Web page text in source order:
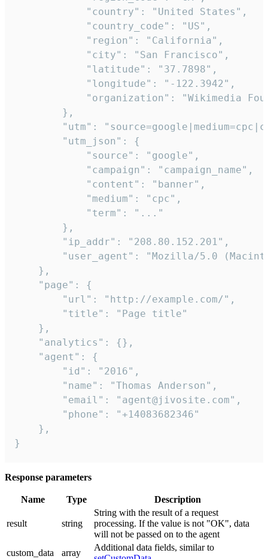
            "country": "United States",
            "country_code": "US",
            "region": "California",
            "city": "San Francisco",
            "latitude": "37.7898",
            "longitude": "-122.3942",
"organization": "Wikimedia
        },
"utm":
        "utm_json": {
            "source": "google",
            "campaign": "campaign_name",
            "content": "banner",
            "medium": "cpc",
            "term": "..."
        },
        "ip_addr": "208.80.152.201",
"user_agent": "Mozilla/5.0
    },
    "page": {
        "url": "http://example.com/",
        "title": "Page title"
    },
    "analytics": {},
    "agent": {
        "id": "2016",
        "name": "Thomas Anderson",
        "email": "agent@jivosite.com",
        "phone": "+14083682346"
    },
}
Response parameters
Name Type Description
result string
String with the result of a request
processing. If the value is not "OK", data
will not be passed on to the agent
custom_data
array
Additional data fields, similar to